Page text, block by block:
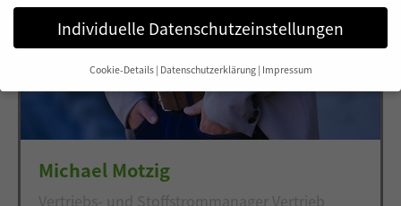
Michael Motzig
Vertriebs- und Stoffstrommanager Vertrieb
Individuelle Datenschutzeinstellungen
Cookie-Details Datenschutzerklärung Impressum
Datenschutzeinstellungen
Wenn Sie unter 16 Jahre alt sind und Ihre Zustimmung zu
freiwilligen Diensten geben möchten, müssen Sie Ihre
Wir verwenden Cookies und andere Technologien auf unserer
Website. Einige von ihnen sind essenziell, während andere uns